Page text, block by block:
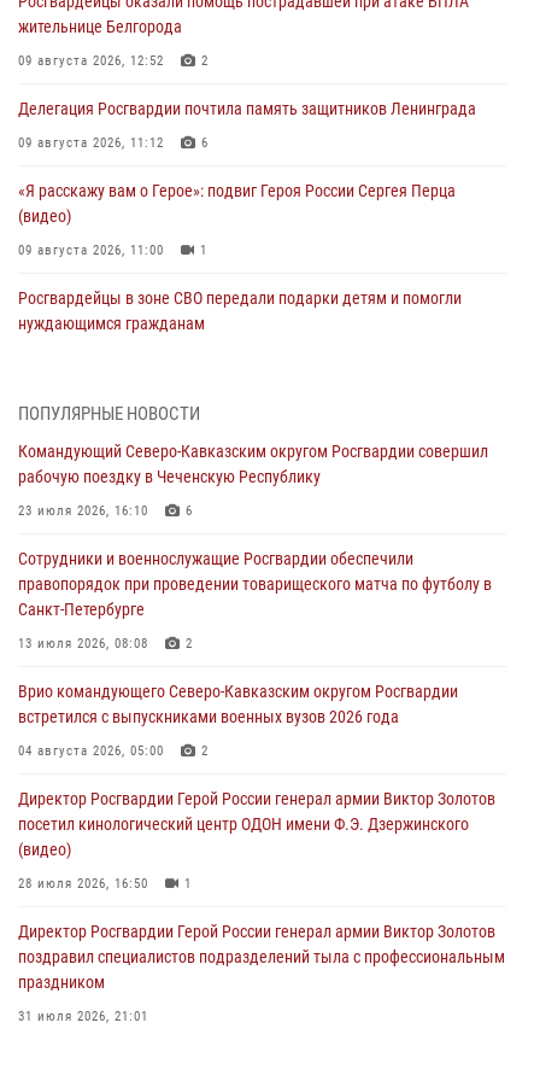
жительнице Белгорода
09 августа 2026, 12:52 2
Делегация Росгвардии почтила память защитников Ленинграда
09 августа 2026, 11:12 6
«Я расскажу вам о Герое»: подвиг Героя России Сергея Перца
(видео)
09 августа 2026, 11:00 1
Росгвардейцы в зоне СВО передали подарки детям и помогли
нуждающимся гражданам
В Чеченской Республике пожарные расчеты Росгвардии и МЧС
09 августа 2026, 08:00
В Центральных регионах России продолжается ведомственная
09 августа 2026, 08:00
Лучшие футбольные команды Южного округа Росгвардии
определили на Кубани
В Кузбассе росгвардейцы помогли вернуть горожанке пропавшую
мать
ПОПУЛЯРНЫЕ НОВОСТИ
Командующий Северо-Кавказским округом Росгвардии совершил
рабочую поездку в Чеченскую Республику
23 июля 2026, 16:10 6
Сотрудники и военнослужащие Росгвардии обеспечили
правопорядок при проведении товарищеского матча по футболу в
Санкт-Петербурге
13 июля 2026, 08:08 2
Врио командующего Северо-Кавказским округом Росгвардии
встретился с выпускниками военных вузов 2026 года
04 августа 2026, 05:00 2
Директор Росгвардии Герой России генерал армии Виктор Золотов
посетил кинологический центр ОДОН имени Ф.Э. Дзержинского
(видео)
28 июля 2026, 16:50 1
Директор Росгвардии Герой России генерал армии Виктор Золотов
поздравил специалистов подразделений тыла с профессиональным
праздником
31 июля 2026, 21:01